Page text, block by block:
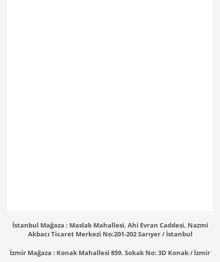
İstanbul Mağaza : Maslak Mahallesi, Ahi Evran Caddesi, Nazmi
Akbacı Ticaret Merkezi No:201-202 Sarıyer / İstanbul
İzmir Mağaza : Konak Mahallesi 859. Sokak No: 3D Konak / İzmir